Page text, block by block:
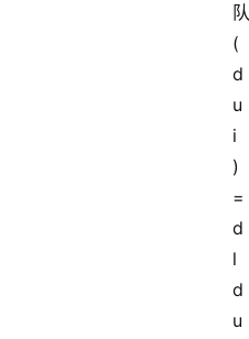
队
(
d
u
i
)
=
d
l
d
u